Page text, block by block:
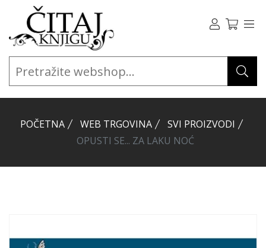
POČETNA WEB TRGOVINA
SVI PROIZVODI
OPUSTI SE... ZA LAKU NOĆ